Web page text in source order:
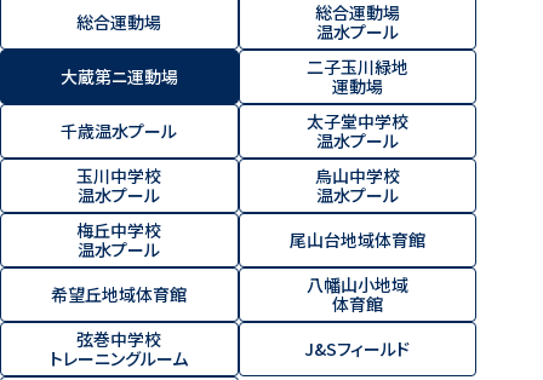
総合運動場
総合運動場
温水プール
大蔵第ニ運動場
二子玉川緑地
運動場
千歳温水プール
太子堂中学校
温水プール
玉川中学校
温水プール
烏山中学校
温水プール
梅丘中学校
温水プール
尾山台地域体育館
希望丘地域体育館
八幡山小地域
体育館
弦巻中学校
トレーニングルーム
J&Sフィールド